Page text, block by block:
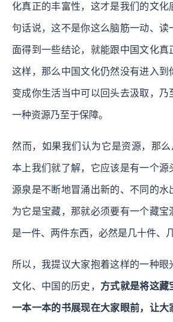
化真正的丰富性，这才是我们的文化
句话说，这不是你这么脑筋一动、读
面得到一些结论，就能跟中国文化真
这样，那么中国文化仍然没有进入到
变成你生活当中可以回头去汲取，乃
一种资源乃至于保障。
然而，如果我们认为它是资源，那么
本上我们就了解，它应该是有一个源
源泉是不断地冒涌出新的、不同的水
为它是宝藏，那就必须要有一个藏宝
是一件、两件东西，必然是几十件、
所以，我提议大家抱着这样的一种眼
文化、中国的历史， 方式就是将这藏
一本一本的书展现在大家眼前，让大